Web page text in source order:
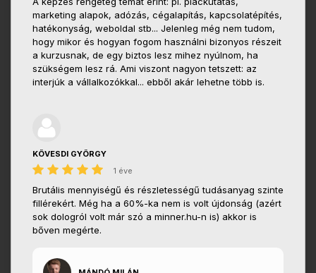
marketing alapok, adózás, cégalapítás, kapcsolatépítés,
hatékonyság, weboldal stb... Jelenleg még nem tudom,
hogy mikor és hogyan fogom használni bizonyos részeit
a kurzusnak, de egy biztos lesz mihez nyúlnom, ha
szükségem lesz rá. Ami viszont nagyon tetszett: az
interjúk a vállalkozókkal... ebből akár lehetne több is.
KÖVESDI GYÖRGY
1 éve
Brutális mennyiségű és részletességű tudásanyag szinte
fillérekért. Még ha a 60%-ka nem is volt újdonság (azért
sok dologról volt már szó a minner.hu-n is) akkor is
bőven megérte.